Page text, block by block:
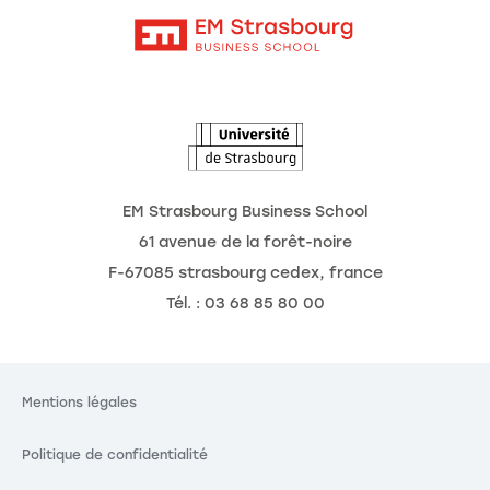
EM Strasbourg Business School
61 avenue de la forêt-noire
F-67085 strasbourg cedex, france
Tél. : 03 68 85 80 00
Mentions légales
Politique de confidentialité